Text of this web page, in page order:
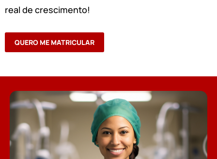
real de crescimento!
QUERO ME MATRICULAR